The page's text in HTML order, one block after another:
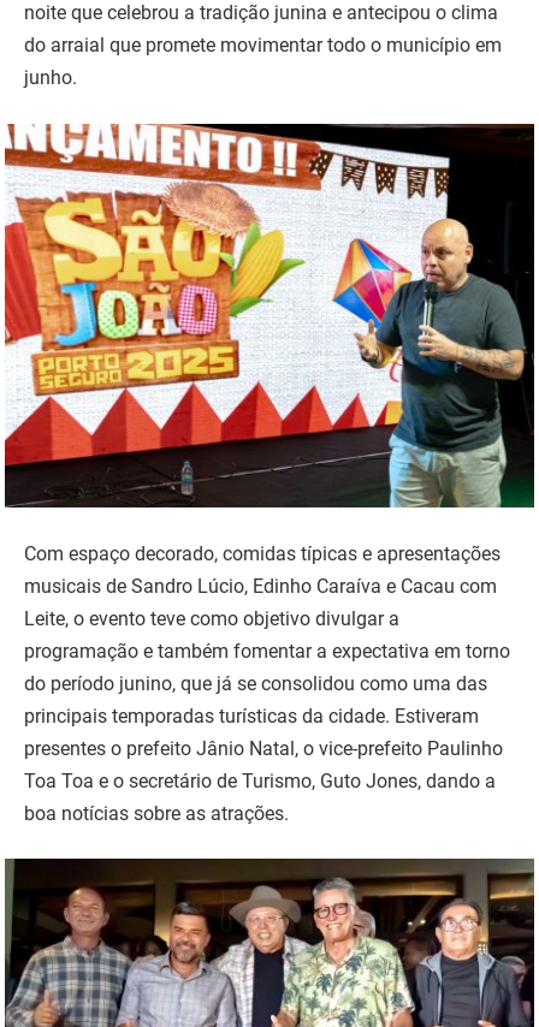
noite que celebrou a tradição junina e antecipou o clima
do arraial que promete movimentar todo o município em
junho.
Com espaço decorado, comidas típicas e apresentações
musicais de Sandro Lúcio, Edinho Caraíva e Cacau com
Leite, o evento teve como objetivo divulgar a
programação e também fomentar a expectativa em torno
do período junino, que já se consolidou como uma das
principais temporadas turísticas da cidade. Estiveram
presentes o prefeito Jânio Natal, o vice-prefeito Paulinho
Toa Toa e o secretário de Turismo, Guto Jones, dando a
boa notícias sobre as atrações.